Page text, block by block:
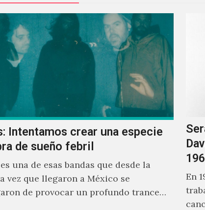
Intentamos crear una especie
de sueño febril
una de esas bandas que desde la
vez que llegaron a México se
de provocar un profundo trance
En